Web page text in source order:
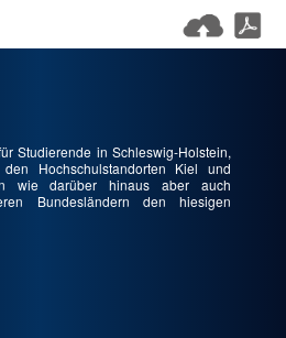
Studierende in Schleswig-Holstein,
Hochschulstandorten Kiel und
wie darüber hinaus aber auch
Bundesländern den hiesigen